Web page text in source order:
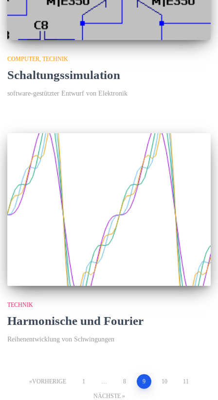
COMPUTER TECHNIK
Schaltungssimulation
software-gestützter Entwurf von Elektronik
TECHNIK
Harmonische und Fourier
Reihenentwicklung von Schwingungen
Seitennummerierung
VORHERIGE 1 … 8 9 10 11
NÄCHSTE